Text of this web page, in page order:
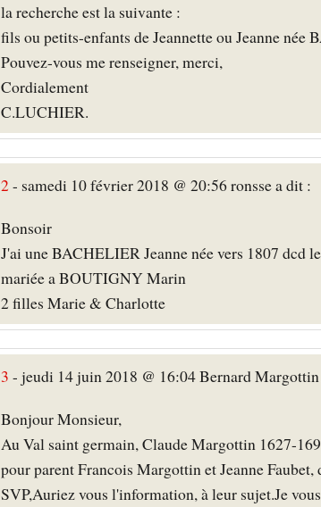
la recherche est la suivante :
fils ou petits-enfants de Jeannette ou Jeanne née
Pouvez-vous me renseigner, merci,
Cordialement
C.LUCHIER.
2- samedi 10 février 2018 @ 20:56 ronsse a dit :
Bonsoir
J'ai une BACHELIER Jeanne née vers 1807 dcd
mariée a BOUTIGNY Marin
2 filles Marie & Charlotte
3 - jeudi 14 juin 2018 @ 16:04 Bernard
Bonjour Monsieur,
Au Val saint germain, Claude Margottin 1627-
pour parent Francois Margottin et Jeanne Faubet,
SVP,Auriez vous l'information, à leur sujet.Je